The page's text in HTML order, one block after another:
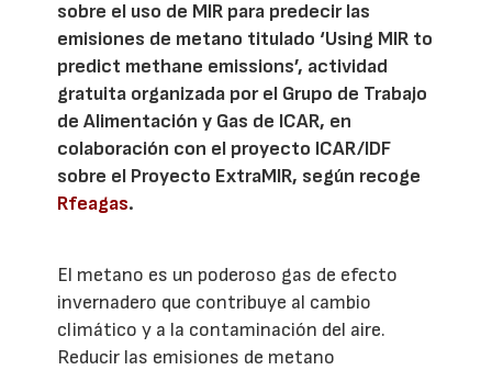
sobre el uso de MIR para predecir las
emisiones de metano titulado ‘Using MIR to
predict methane emissions’, actividad
gratuita organizada por el Grupo de Trabajo
de Alimentación y Gas de ICAR, en
colaboración con el proyecto ICAR/IDF
sobre el Proyecto ExtraMIR, según recoge
Rfeagas.
El metano es un poderoso gas de efecto
invernadero que contribuye al cambio
climático y a la contaminación del aire.
Reducir las emisiones de metano